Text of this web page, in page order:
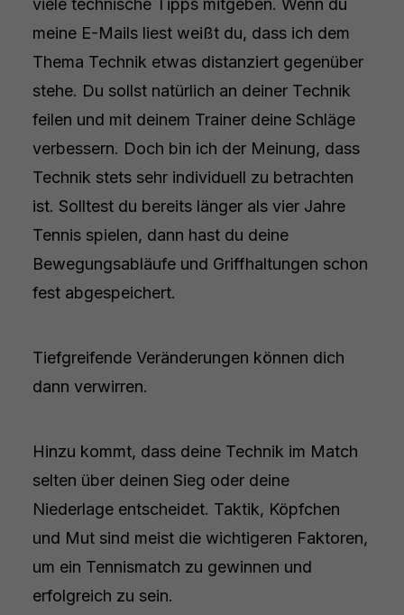
meine E-Mails liest weißt du, dass ich dem
Thema Technik etwas distanziert gegenüber
stehe. Du sollst natürlich an deiner Technik
feilen und mit deinem Trainer deine Schläge
verbessern. Doch bin ich der Meinung, dass
Technik stets sehr individuell zu betrachten
ist. Solltest du bereits länger als vier Jahre
Tennis spielen, dann hast du deine
Bewegungsabläufe und Griffhaltungen schon
fest abgespeichert.
Tiefgreifende Veränderungen können dich
dann verwirren.
Hinzu kommt, dass deine Technik im Match
selten über deinen Sieg oder deine
Niederlage entscheidet. Taktik, Köpfchen
und Mut sind meist die wichtigeren Faktoren,
um ein Tennismatch zu gewinnen und
erfolgreich zu sein.